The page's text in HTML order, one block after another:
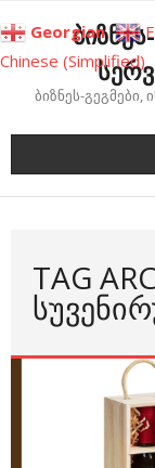
to
content
ბიზნეს-გეგმები,
TAG
Georgian
Chinese (Simplified)